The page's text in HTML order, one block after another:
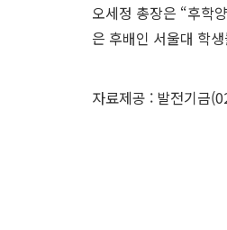
오세정 총장은 “후학
은 후배인 서울대 학
자료제공 : 발전기금